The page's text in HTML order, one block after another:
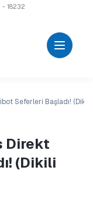
- 18232
Seferleri Başladı! (Dikili
Direkt
(Dikili